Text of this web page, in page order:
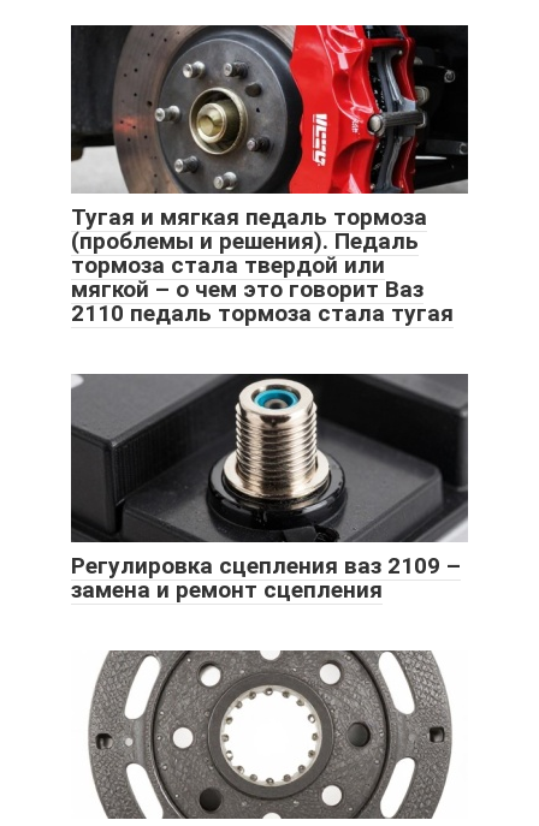
Тугая и мягкая педаль тормоза
(проблемы и решения). Педаль
тормоза стала твердой или
мягкой – о чем это говорит Ваз
2110 педаль тормоза стала тугая
Регулировка сцепления ваз 2109 –
замена и ремонт сцепления